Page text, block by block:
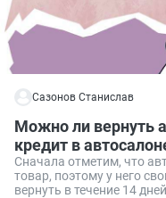
Сазонов Станислав
Можно ли вернуть
кредит в
Сначала отметим, что
товар, поэтому у него
вернуть в течение 14